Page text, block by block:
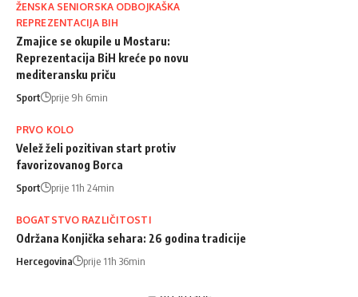
ŽENSKA SENIORSKA ODBOJKAŠKA
REPREZENTACIJA BIH
Zmajice se okupile u Mostaru:
Reprezentacija BiH kreće po novu
mediteransku priču
Sport prije 9h 6min
PRVO KOLO
Velež želi pozitivan start protiv
favorizovanog Borca
Sport prije 11h 24min
BOGATSTVO RAZLIČITOSTI
Održana Konjička sehara: 26 godina tradicije
Hercegovina prije 11h 36min